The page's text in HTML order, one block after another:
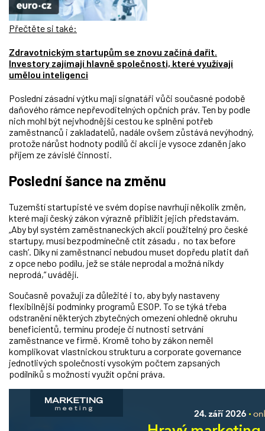
Přečtěte si také:
Zdravotnickým startupům se znovu začíná dařit.
Investory zajímají hlavně společnosti, které využívají
umělou inteligenci
Poslední zásadní výtku mají signatáři vůči současné podobě
daňového rámce nepřevoditelných opčních práv. Ten by podle
nich mohl být nejvhodnější cestou ke splnění potřeb
zaměstnanců i zakladatelů, nadále ovšem zůstává nevýhodný,
protože nárůst hodnoty podílů či akcií je vysoce zdaněn jako
příjem ze závislé činnosti.
Poslední šance na změnu
Tuzemští startupisté ve svém dopise navrhují několik změn,
které mají český zákon výrazně přiblížit jejich představám.
„Aby byl systém zaměstnaneckých akcií použitelný pro české
startupy, musí bezpodmínečně ctít zásadu ‚no tax before
cash‘. Díky ní zaměstnanci nebudou muset dopředu platit daň
z opce nebo podílu, jež se stále neprodal a možná nikdy
neprodá,“ uvádějí.
Současně považují za důležité i to, aby byly nastaveny
flexibilnější podmínky programů ESOP. To se týká třeba
odstranění některých zbytečných omezení ohledně okruhu
beneficientů, termínu prodeje či nutnosti setrvání
zaměstnance ve firmě. Kromě toho by zákon neměl
komplikovat vlastnickou strukturu a corporate governance
jednotlivých společností vysokým počtem zapsaných
podílníků s možností využít opční práva.